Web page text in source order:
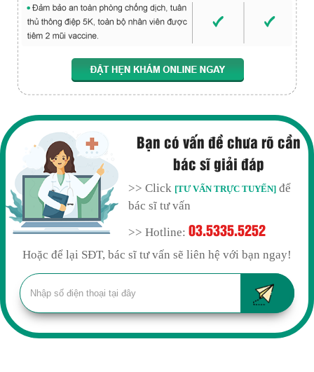
Bạn có vấn đề chưa rõ cần
bác sĩ giải đáp
>> Click [TƯ VẤN TRỰC TUYẾN] để
bác sĩ tư vấn
>> Hotline:03.5335.5252
Hoặc để lại SĐT, bác sĩ tư vấn sẽ liên hệ với bạn ngay!